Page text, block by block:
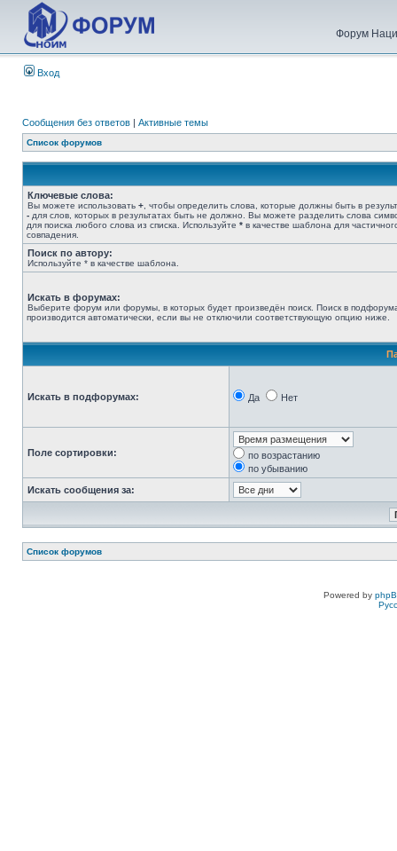
Форум
Вход
Сообщения без ответов | Активные темы
Список форумов
Ключевые слова:
Вы можете использовать + , чтобы определить слова, которые должны быть в
- для слов, которых в результатах быть не должно. Вы можете разделить слова
для поиска любого слова из списка. Используйте * в качестве шаблона для
совпадения.
Поиск по автору:
Используйте * в качестве шаблона.
Искать в форумах:
Выберите форум или форумы, в которых будет произведён поиск. Поиск в
производится автоматически, если вы не отключили соответствующую опцию ниже.
Искать в подфорумах: Да Нет
Поле сортировки:
по возрастанию
по убыванию
Искать сообщения за:
Список форумов
Powered by